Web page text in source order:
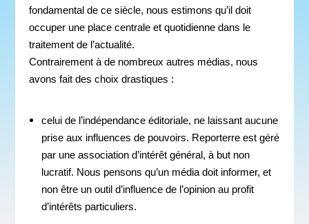
fondamental de ce siècle, nous estimons qu’il doit
occuper une place centrale et quotidienne dans le
traitement de l’actualité.
Contrairement à de nombreux autres médias, nous
avons fait des choix drastiques :
celui de l’indépendance éditoriale, ne laissant aucune
prise aux influences de pouvoirs. Reporterre est géré
par une association d’intérêt général, à but non
lucratif. Nous pensons qu’un média doit informer, et
non être un outil d’influence de l’opinion au profit
d’intérêts particuliers.